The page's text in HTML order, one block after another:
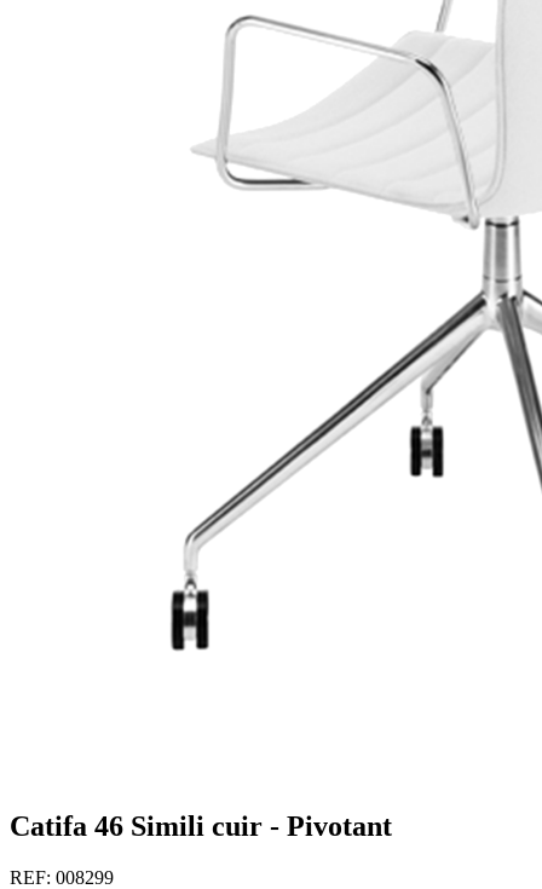
Catifa 46 Simili cuir - Pivotant
REF: 008299